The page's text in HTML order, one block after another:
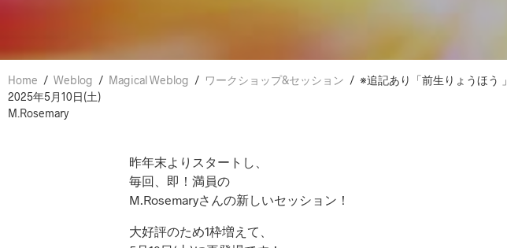
Home / Weblog / Magical Weblog / ワークショップ&セッション / ※追記あり「前生りょうほう 」
2025年5月10日(土)
M.Rosemary
昨年末よりスタートし、
毎回、即！満員の
M.Rosemaryさんの新しいセッション！
大好評のため1枠増えて、